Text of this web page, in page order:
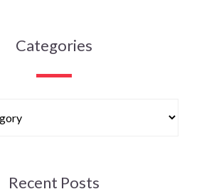
Categories
Recent Posts